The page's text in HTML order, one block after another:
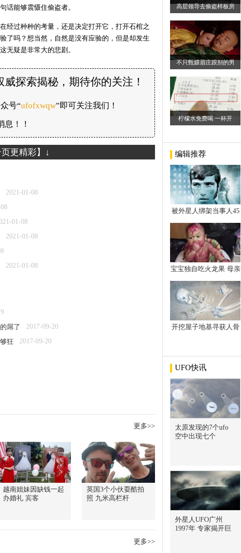
话能够震慑住偷盗者。
经过种种的考量，还是决定打开它，打开石棺之
了吗？想当然，自然是没有应验的，但是却发生
无疑是非常大的悲剧。
威探索揭秘，期待你的关注！
号“ufofxwqw”即可关注我们！
息！！
更精彩】↓
2021-01-08
01-08
2021-01-08
2021-01-08
屌了 2017-09-20
狂 2017-09-20
更多>>
越南姐妹因缺钱一起
办婚礼 宾客
英国3个小伙耍酷拍
照 九米高栏杆
更多>>
高层领导去偷盗样板房
不只甄嬛眉庄跟别的男
柠檬水免费喝 一杯开
编辑推荐
被外星人绑架当事人45
斯卡古拉事件
宝宝独自吃火龙果 母亲
开挖屋子地基寻获人骨
UFO快讯
太原发现的7个ufo
空中出现七个
外星人UFO广州
1997年 专家揭开巨